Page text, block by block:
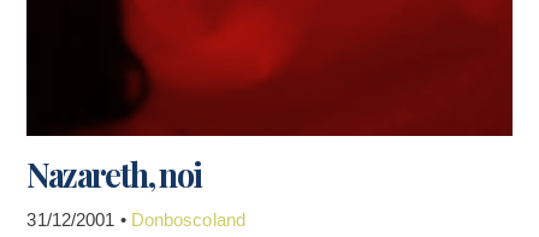
Nazareth, noi
31/12/2001 • Donboscoland